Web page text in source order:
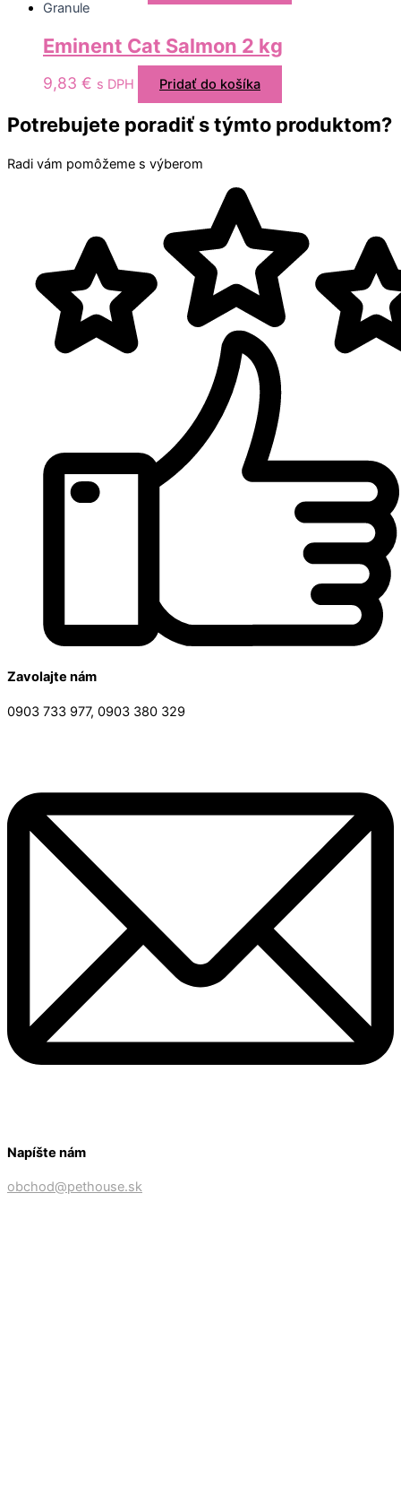
Granule
Eminent Cat Salmon 2 kg
9,83 € s DPH Pridať do košíka
Potrebujete poradiť s týmto produktom?
Radi vám pomôžeme s výberom
Zavolajte nám
0903 733 977, 0903 380 329
Napíšte nám
obchod@pethouse.sk